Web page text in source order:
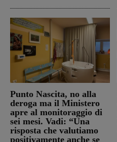
Punto Nascita, no alla
deroga ma il Ministero
apre al monitoraggio di
sei mesi. Vadi: “Una
risposta che valutiamo
positivamente anche se